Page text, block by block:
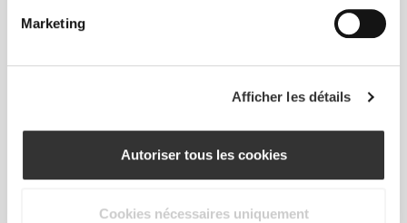
Marketing
Afficher les détails
Autoriser tous les cookies
Cookies nécessaires uniquement
Conçue pour s'adapter à ton quotidien, la ligne
Athleisure de Prozis allie performance et confort
entraînements à faible impact ou pour des
puisses bouger sans limites et te présenter sous